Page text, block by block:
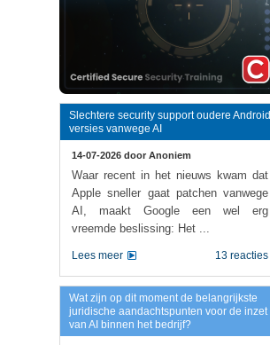
Slechtere security support oudere Android
versies vanwege AI
14-07-2026 door Anoniem
Waar recent in het nieuws kwam dat
Apple sneller gaat patchen vanwege
AI, maakt Google een wel erg
vreemde beslissing: Het ...
13 reacties
Lees meer
Wat zijn op dit moment de belangrijkste
juridische aandachtspunten voor de inzet
van AI binnen het bedrijf?